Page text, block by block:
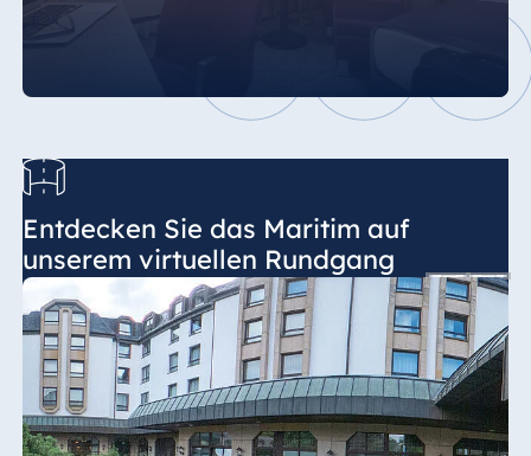
Entdecken Sie das Maritim auf
unserem virtuellen Rundgang